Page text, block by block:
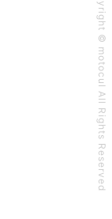
Copyright © motocul All Rights Reserved